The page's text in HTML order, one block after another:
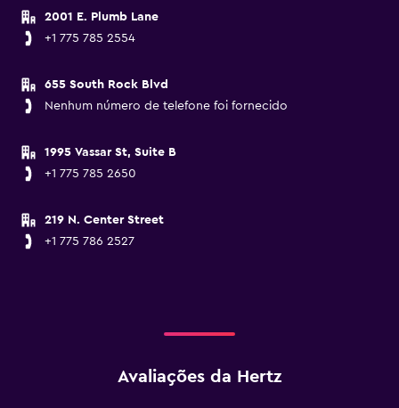
2001 E. Plumb Lane
+1 775 785 2554
655 South Rock Blvd
Nenhum número de telefone foi fornecido
1995 Vassar St, Suite B
+1 775 785 2650
219 N. Center Street
+1 775 786 2527
Avaliações da Hertz